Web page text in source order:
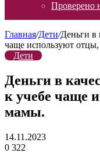
Проверено
Главная/Дети/Деньги в
чаще используют
Дети
Деньги в
к учебе чаще
мамы.
14.11.2023
0 322